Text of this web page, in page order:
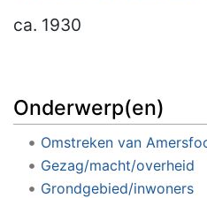
ca. 1930
Onderwerp(en)
Omstreken van
Gezag/macht/overheid
Grondgebied/inwoners